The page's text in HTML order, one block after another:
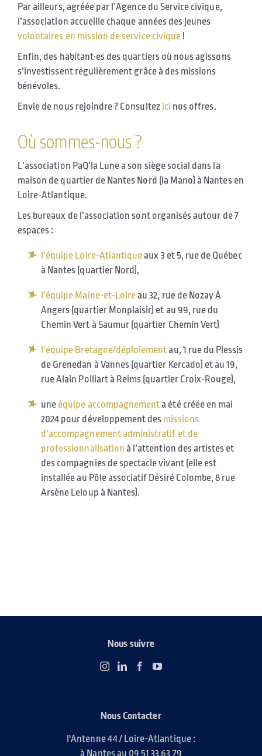
Par ailleurs, agréée par l’Agence du Service civique,
l’association accueille chaque années des jeunes
volontaires en mission de service civique !
Enfin, des habitant·es des quartiers où nous agissons
s’investissent régulièrement grâce à des missions
bénévoles.
Envie de nous rejoindre ? Consultez ici nos offres.
Où sommes-nous ?
L’association PaQ’la Lune a son siège social dans la
maison de quartier de Nantes Nord (la Mano) à Nantes en
Loire-Atlantique.
Les bureaux de l’association sont organisés autour de 7
espaces :
l’équipe Loire-Atlantiqueaux 3 et 5, rue de Québec
à Nantes (quartier Nord),
l’équipe Maine-et-Loireau 32, rue de Nozay À
Angers (quartier Monplaisir) et au 99, rue du
Chemin Vert à Saumur (quartier Chemin Vert)
l’équipe Bretagne/déploiementau, 1 rue du Plessis
de Grenedan à Vannes (quartier Kercado) et au 19,
rue Alain Polliart à Reims (quartier Croix-Rouge),
une équipe accompagnementa été créée en mai
2024 pour développement des missions
d’accompagnement administratif et de
professionnalisation à l’attention des artistes et
des compagnies de spectacle vivant (elle est
installée au Pôle associatif Désiré Colombe, 8 rue
Arsène Leloup à Nantes).
Nous suivre
Nous Contacter
l'Antenne 44 / Loire-Atlantique :
à Nantes au 09 51 33 63 79